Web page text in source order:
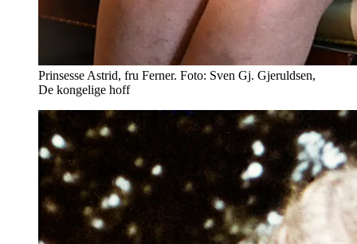
Prinsesse Astrid, fru Ferner. Foto: Sven Gj. Gjeruldsen,
De kongelige hoff